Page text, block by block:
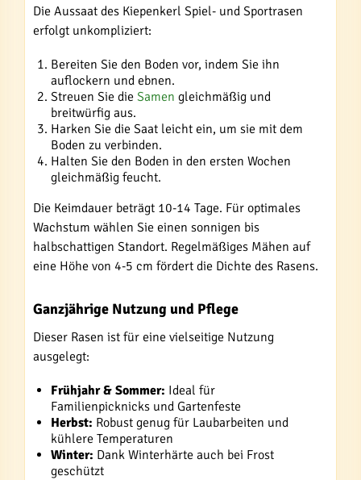
Die Aussaat des Kiepenkerl Spiel- und Sportrasen
erfolgt unkompliziert:
Bereiten Sie den Boden vor, indem Sie ihn
auflockern und ebnen.
Streuen Sie die Samen gleichmäßig und
breitwürfig aus.
Harken Sie die Saat leicht ein, um sie mit dem
Boden zu verbinden.
Halten Sie den Boden in den ersten Wochen
gleichmäßig feucht.
Die Keimdauer beträgt 10-14 Tage. Für optimales
Wachstum wählen Sie einen sonnigen bis
halbschattigen Standort. Regelmäßiges Mähen auf
eine Höhe von 4-5 cm fördert die Dichte des Rasens.
Ganzjährige Nutzung und Pflege
Dieser Rasen ist für eine vielseitige Nutzung
ausgelegt:
Frühjahr & Sommer: Ideal für
Familienpicknicks und Gartenfeste
Herbst: Robust genug für Laubarbeiten und
kühlere Temperaturen
Winter: Dank Winterhärte auch bei Frost
geschützt